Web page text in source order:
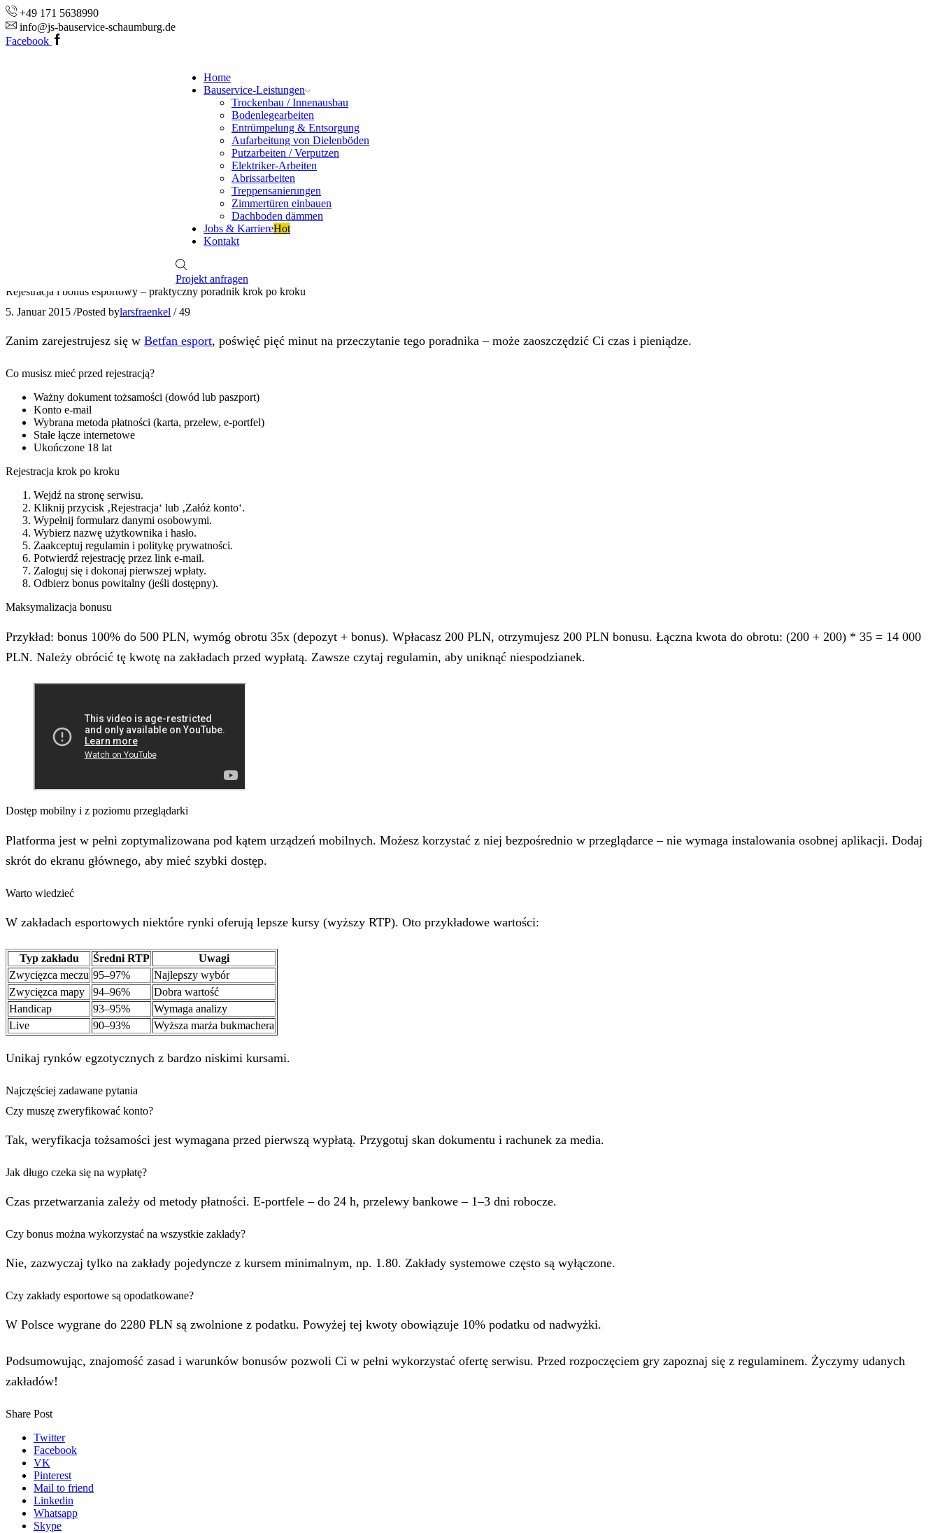
+49 171 5638990
info@js-bauservice-schaumburg.de
Facebook
Home
Bauservice-Leistungen
Trockenbau / Innenausbau
Bodenlegearbeiten
Entrümpelung & Entsorgung
Aufarbeitung von Dielenböden
Putzarbeiten / Verputzen
Elektriker-Arbeiten
Abrissarbeiten
Treppensanierungen
Zimmertüren einbauen
Dachboden dämmen
Jobs & KarriereHot
Kontakt
Projekt anfragen
Rejestracja i bonus esportowy – praktyczny poradnik krok po kroku
5. Januar 2015 /Posted bylarsfraenkel / 49
Zanim zarejestrujesz się w Betfan esport, poświęć pięć minut na przeczytanie tego poradnika – może zaoszczędzić Ci czas i pieniądze.
Co musisz mieć przed rejestracją?
Ważny dokument tożsamości (dowód lub paszport)
Konto e-mail
Wybrana metoda płatności (karta, przelew, e-portfel)
Stałe łącze internetowe
Ukończone 18 lat
Rejestracja krok po kroku
Wejdź na stronę serwisu.
Kliknij przycisk ‚Rejestracja‘ lub ‚Załóż konto‘.
Wypełnij formularz danymi osobowymi.
Wybierz nazwę użytkownika i hasło.
Zaakceptuj regulamin i politykę prywatności.
Potwierdź rejestrację przez link e-mail.
Zaloguj się i dokonaj pierwszej wpłaty.
Odbierz bonus powitalny (jeśli dostępny).
Maksymalizacja bonusu
Przykład: bonus 100% do 500 PLN, wymóg obrotu 35x (depozyt + bonus). Wpłacasz 200 PLN, otrzymujesz 200 PLN bonusu. Łączna kwota do obrotu: (200 + 200) * 35 = 14 000
PLN. Należy obrócić tę kwotę na zakładach przed wypłatą. Zawsze czytaj regulamin, aby uniknąć niespodzianek.
Dostęp mobilny i z poziomu przeglądarki
Platforma jest w pełni zoptymalizowana pod kątem urządzeń mobilnych. Możesz korzystać z niej bezpośrednio w przeglądarce – nie wymaga instalowania osobnej aplikacji. Dodaj
skrót do ekranu głównego, aby mieć szybki dostęp.
Warto wiedzieć
W zakładach esportowych niektóre rynki oferują lepsze kursy (wyższy RTP). Oto przykładowe wartości:
Typ zakładu Średni RTP
Uwagi
Zwycięzca meczu 95–97%
Najlepszy wybór
Zwycięzca mapy
94–96%
Dobra wartość
Handicap
93–95%
Wymaga analizy
Live
90–93% Wyższa marża bukmachera
Unikaj rynków egzotycznych z bardzo niskimi kursami.
Najczęściej zadawane pytania
Czy muszę zweryfikować konto?
Tak, weryfikacja tożsamości jest wymagana przed pierwszą wypłatą. Przygotuj skan dokumentu i rachunek za media.
Jak długo czeka się na wypłatę?
Czas przetwarzania zależy od metody płatności. E-portfele – do 24 h, przelewy bankowe – 1–3 dni robocze.
Czy bonus można wykorzystać na wszystkie zakłady?
Nie, zazwyczaj tylko na zakłady pojedyncze z kursem minimalnym, np. 1.80. Zakłady systemowe często są wyłączone.
Czy zakłady esportowe są opodatkowane?
W Polsce wygrane do 2280 PLN są zwolnione z podatku. Powyżej tej kwoty obowiązuje 10% podatku od nadwyżki.
Podsumowując, znajomość zasad i warunków bonusów pozwoli Ci w pełni wykorzystać ofertę serwisu. Przed rozpoczęciem gry zapoznaj się z regulaminem. Życzymy udanych
zakładów!
Share Post
Twitter
Facebook
VK
Pinterest
Mail to friend
Linkedin
Whatsapp
Skype